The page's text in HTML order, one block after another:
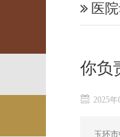
医
你负
2025
玉环